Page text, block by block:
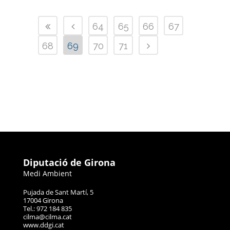
64 65 66
67
68
69 70 71
Diputació de Girona
Medi Ambient
Pujada de Sant Martí, 5
17004 Girona
Tel.: 972 184 835
cilma@cilma.cat
www.ddgi.cat